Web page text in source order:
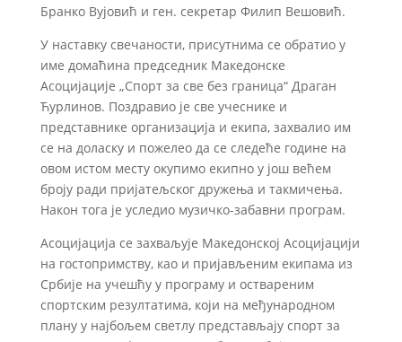
Бранко Вујовић и ген. секретар Филип Вешовић.
У наставку свечаности, присутнима се обратио у
име домаћина председник Македонске
Асоцијације „Спорт за све без граница“ Драган
Ћурлинов. Поздравио је све учеснике и
представнике организација и екипа, захвалио им
се на доласку и пожелео да се следеће године на
овом истом месту окупимо екипно у још већем
броју ради пријатељског дружења и такмичења.
Након тога је уследио музичко-забавни програм.
Асоцијација се захваљује Македонској Асоцијацији
на гостопримству, као и пријављеним екипама из
Србије на учешћу у програму и оствареним
спортским резултатима, који на међународном
плану у најбољем светлу представљају спорт за